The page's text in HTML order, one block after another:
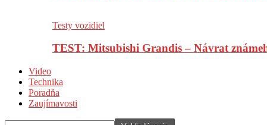
Testy vozidiel
TEST: Mitsubishi Grandis – Návrat
Video
Technika
Poradňa
Zaujímavosti